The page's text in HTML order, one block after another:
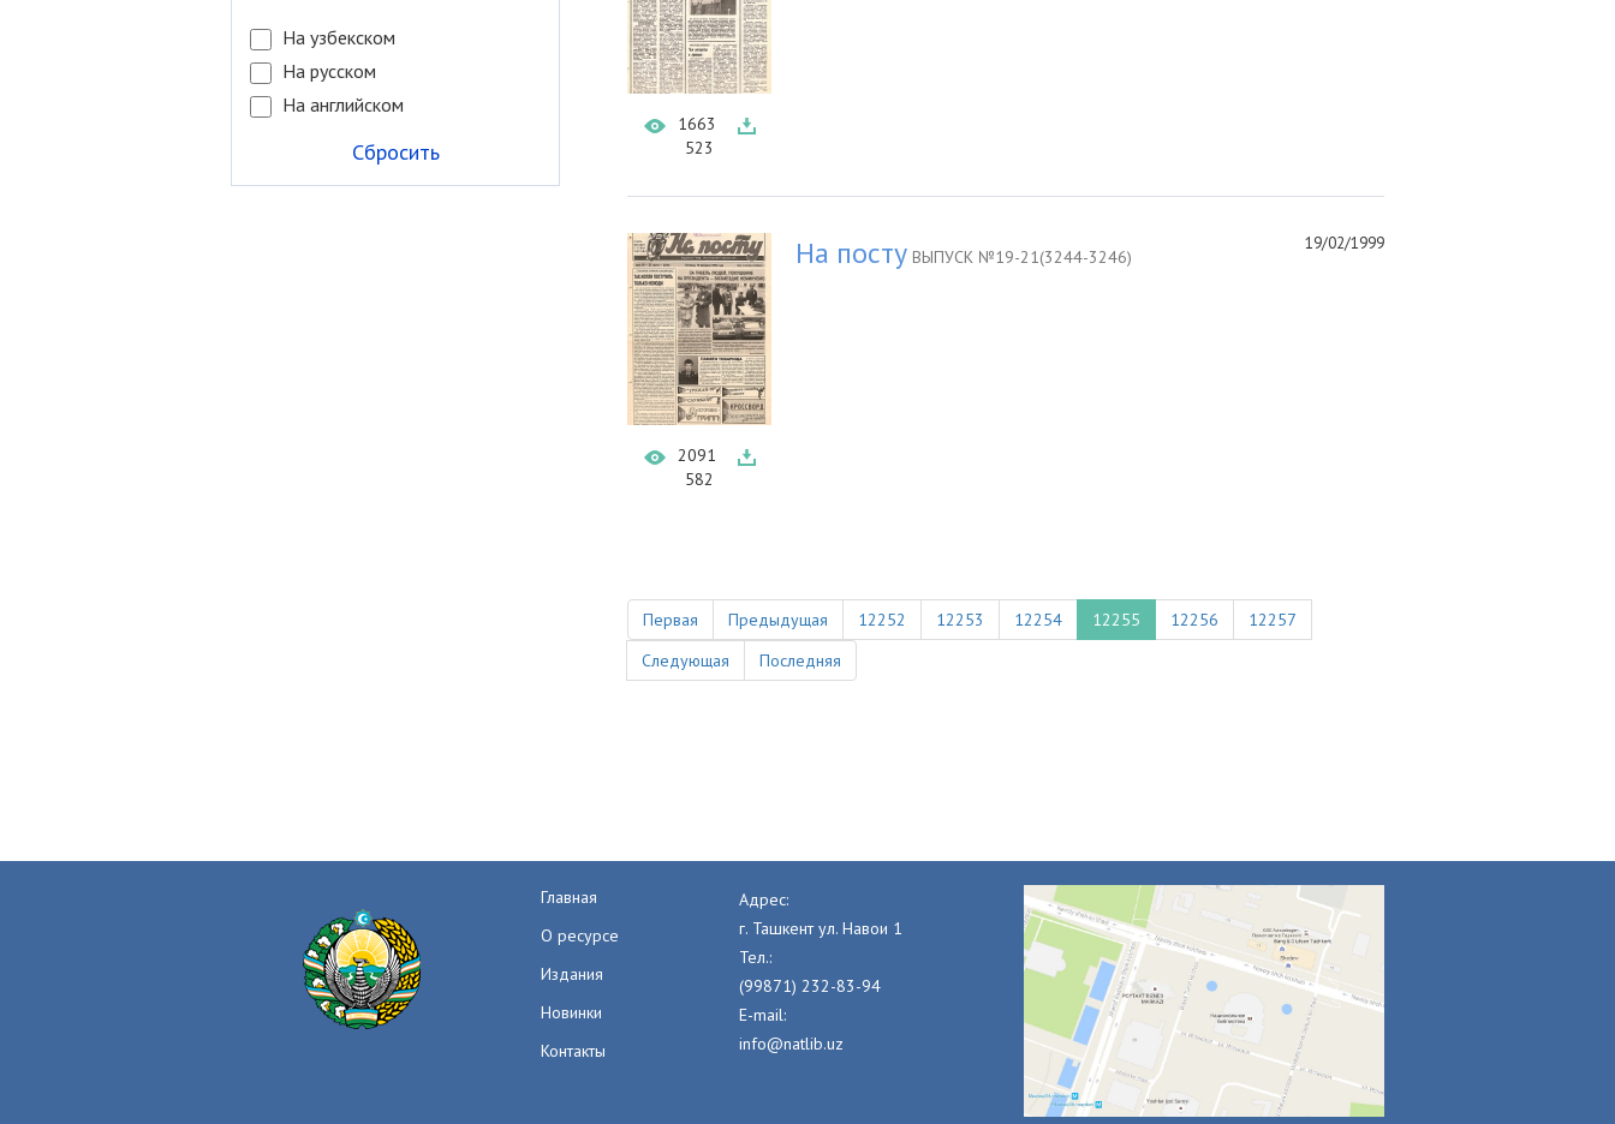
1663
523
2091
582
19/02/1999
На посту ВЫПУСК №19-21(3244-3246)
Первая Предыдущая 12252 12253 12254 12255 12256
12257
Следующая
Последняя
На узбекском
На русском
На английском
Сбросить
Главная
О ресурсе
Издания
Новинки
Контакты
Адрес:
г. Ташкент ул. Навои 1
Тел.:
(99871) 232-83-94
E-mail:
info@natlib.uz